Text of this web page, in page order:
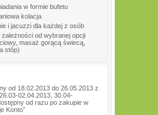
w formie bufetu
kolacja
i jacuzzi dla każdej z osób
zależności od wybranej opcji
masaż gorącą świecą,
stóp)
od 18.02.2013 do 26.05.2013 z
02.04.2013, 30.04-
od razu po zakupie w
Konto”